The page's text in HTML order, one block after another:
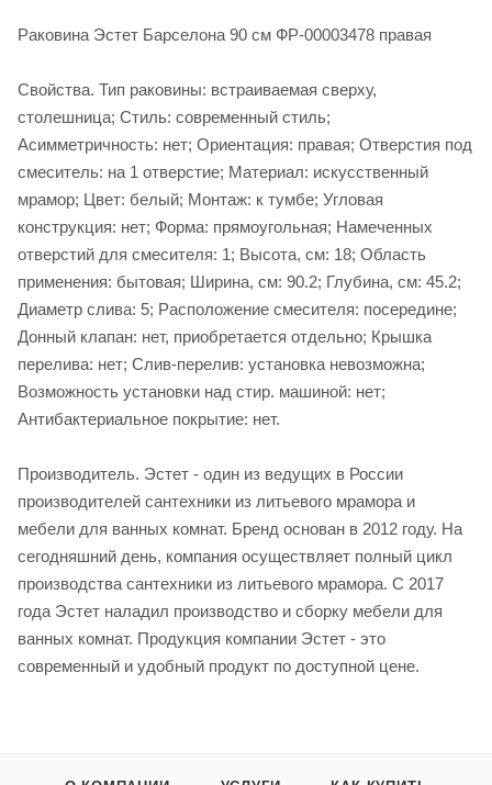
Раковина Эстет Барселона 90 см ФР-00003478 правая
Свойства. Тип раковины: встраиваемая сверху,
столешница; Стиль: современный стиль;
Асимметричность: нет; Ориентация: правая; Отверстия под
смеситель: на 1 отверстие; Материал: искусственный
мрамор; Цвет: белый; Монтаж: к тумбе; Угловая
конструкция: нет; Форма: прямоугольная; Намеченных
отверстий для смесителя: 1; Высота, см: 18; Область
применения: бытовая; Ширина, см: 90.2; Глубина, см: 45.2;
Диаметр слива: 5; Расположение смесителя: посередине;
Донный клапан: нет, приобретается отдельно; Крышка
перелива: нет; Слив-перелив: установка невозможна;
Возможность установки над стир. машиной: нет;
Антибактериальное покрытие: нет.
Производитель. Эстет - один из ведущих в России
производителей сантехники из литьевого мрамора и
мебели для ванных комнат. Бренд основан в 2012 году. На
сегодняшний день, компания осуществляет полный цикл
производства сантехники из литьевого мрамора. С 2017
года Эстет наладил производство и сборку мебели для
ванных комнат. Продукция компании Эстет - это
современный и удобный продукт по доступной цене.